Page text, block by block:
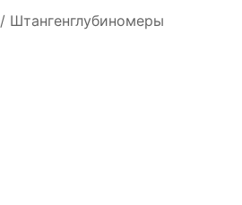
/ Штангенглубиномеры